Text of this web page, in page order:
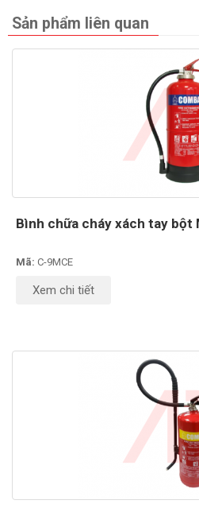
Sản phẩm liên quan
Bình chữa cháy xách tay bột
Mã: C-9MCE
Xem chi tiết